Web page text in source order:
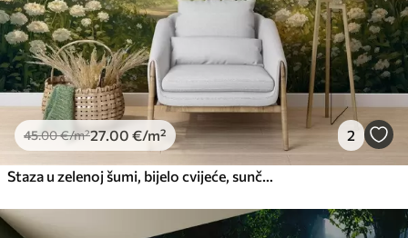
45.00€/m²27.00 €/m² 2